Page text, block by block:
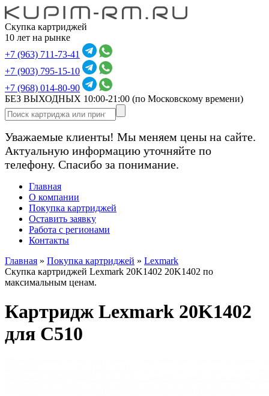
Скупка картриджей
10 лет на рынке
+7 (963) 711-73-41
+7 (903) 795-15-10
+7 (968) 014-80-90
БЕЗ ВЫХОДНЫХ 10:00-21:00 (по Московскому времени)
Уважаемые клиенты! Мы меняем цены на сайте.
Актуальную информацию уточняйте по
телефону. Спасибо за понимание.
Главная
О компании
Покупка картриджей
Оставить заявку
Работа с регионами
Контакты
Главная » Покупка картриджей » Lexmark
Скупка картриджей Lexmark 20K1402 20K1402 по
максимальным ценам.
Картридж Lexmark 20K1402
для C510